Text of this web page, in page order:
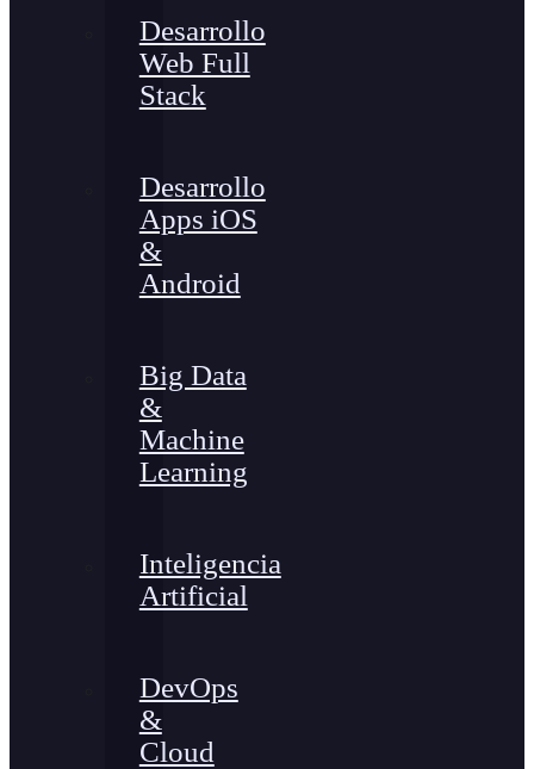
Desarrollo
Web Full
Stack
Desarrollo
Apps iOS
&
Android
Big Data
&
Machine
Learning
Inteligencia
Artificial
DevOps
&
Cloud